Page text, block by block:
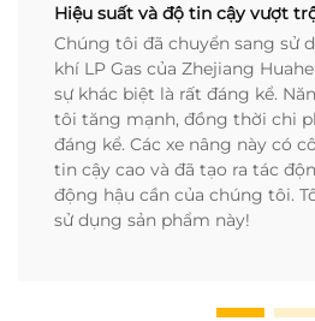
Hiệu suất và độ tin cậy vượt
Chúng tôi đã chuyển sang sử
khí LP Gas của Zhejiang
sự khác biệt là rất đáng kể.
tôi tăng mạnh, đồng thời chi
đáng kể. Các xe nâng này có
tin cậy cao và đã tạo ra tác
động hậu cần của chúng tôi.
sử dụng sản phẩm này!